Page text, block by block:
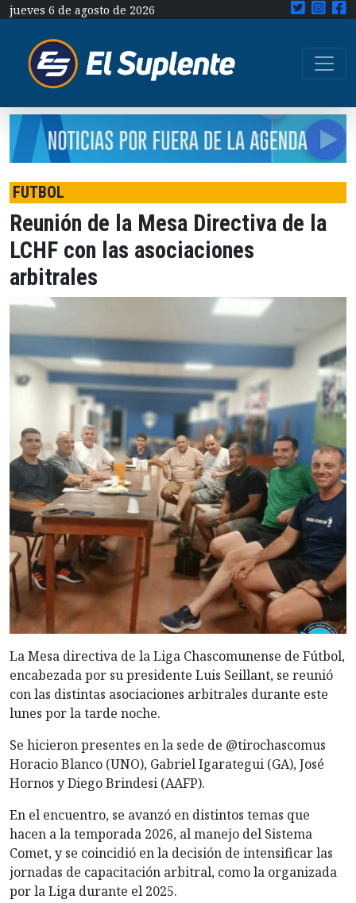
jueves 6 de agosto de 2026
FUTBOL
Reunión de la Mesa Directiva de la
LCHF con las asociaciones
arbitrales
La Mesa directiva de la Liga Chascomunense de Fútbol,
encabezada por su presidente Luis Seillant, se reunió
con las distintas asociaciones arbitrales durante este
lunes por la tarde noche.
Se hicieron presentes en la sede de @tirochascomus
Horacio Blanco (UNO), Gabriel Igarategui (GA), José
Hornos y Diego Brindesi (AAFP).
En el encuentro, se avanzó en distintos temas que
hacen a la temporada 2026, al manejo del Sistema
Comet, y se coincidió en la decisión de intensificar las
jornadas de capacitación arbitral, como la organizada
por la Liga durante el 2025.